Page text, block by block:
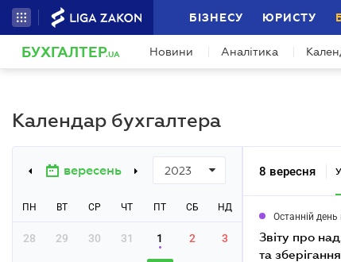
БІЗНЕСУ ЮРИСТУ
БУХГАЛТЕР.UA Новини Аналітика
Календар бухгалтера
вересень 2023
ПН ВТ СР ЧТ ПТ СБ НД
28 29 30 31 1 2 3
8 вересня
Останній
звіту про надходження культур зернових і зернобобових та олійних на перероблення
та